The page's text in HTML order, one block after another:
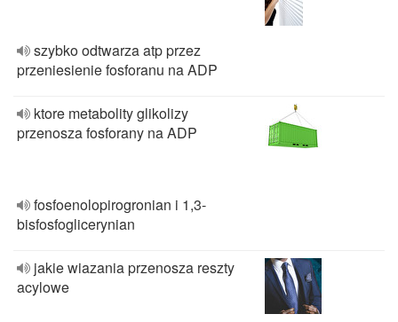
szybko odtwarza atp przez
przeniesienie fosforanu na ADP
ktore metabolity glikolizy
przenosza fosforany na ADP
fosfoenolopirogronian i 1,3-
bisfosfoglicerynian
jakie wiazania przenosza reszty
acylowe